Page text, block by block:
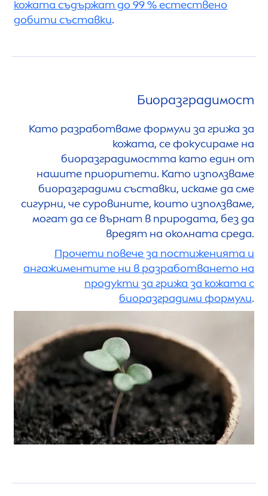
кожата съдържат до 99 % естествено
добити съставки.
Биоразградимост
Като разработваме формули за грижа за
кожата, се фокусираме на
биоразградимостта като един от
нашите приоритети. Като използваме
биоразградими съставки, искаме да сме
сигурни, че суровините, които използваме,
могат да се върнат в природата, без да
вредят на околната среда.
Прочети повече за постиженията и
ангажиментите ни в разработването на
продукти за грижа за кожата с
биоразградими формули.